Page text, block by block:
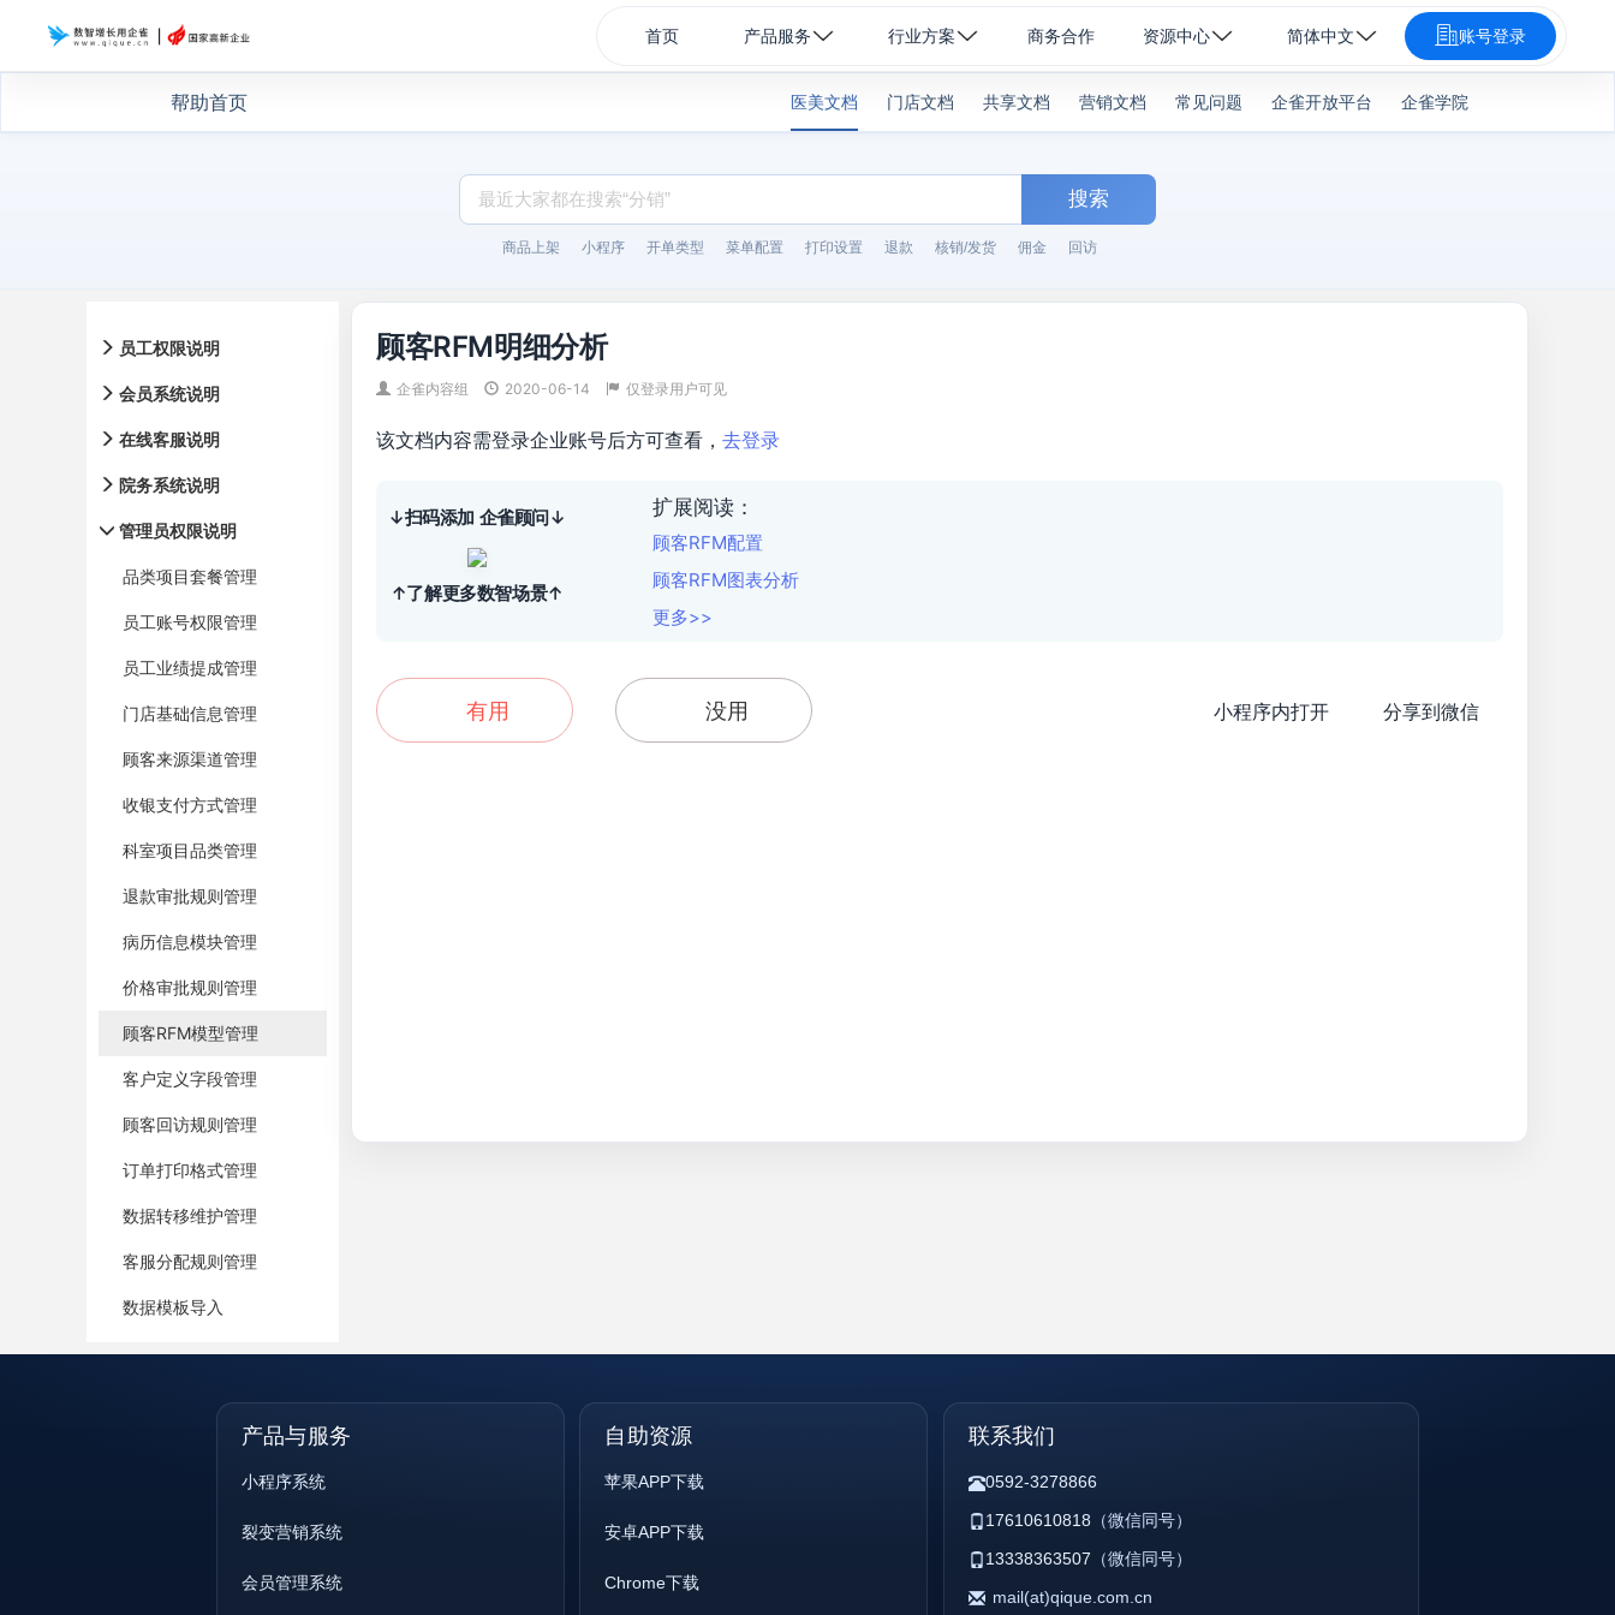
首页 产品服务 行业方案 商务合作 资源中心 简体中文 账号登录
帮助首页 医美文档 门店文档 共享文档 营销文档 常见问题 企雀开放平台 企雀学院
搜索
商品上架 小程序 开单类型 菜单配置 打印设置 退款 核销/发货 佣金 回访
员工权限说明
会员系统说明
在线客服说明
院务系统说明
管理员权限说明
品类项目套餐管理
员工账号权限管理
员工业绩提成管理
门店基础信息管理
顾客来源渠道管理
收银支付方式管理
科室项目品类管理
退款审批规则管理
病历信息模块管理
价格审批规则管理
顾客RFM模型管理
客户定义字段管理
顾客回访规则管理
订单打印格式管理
数据转移维护管理
客服分配规则管理
数据模板导入
顾客RFM明细分析
企雀内容组 2020-06-14 仅登录用户可见
该文档内容需登录企业账号后方可查看， 去登录
↓扫码添加 企雀顾问↓
↑了解更多数智场景↑
扩展阅读：
顾客RFM配置
顾客RFM图表分析
更多>>
有用 没用 分享到微信
小程序内打开
产品与服务
小程序系统
裂变营销系统
会员管理系统
自助资源
苹果APP下载
安卓APP下载
Chrome下载
联系我们
0592-3278866
17610610818 （微信同号）
13338363507 （微信同号）
mail(at)qique.com.cn